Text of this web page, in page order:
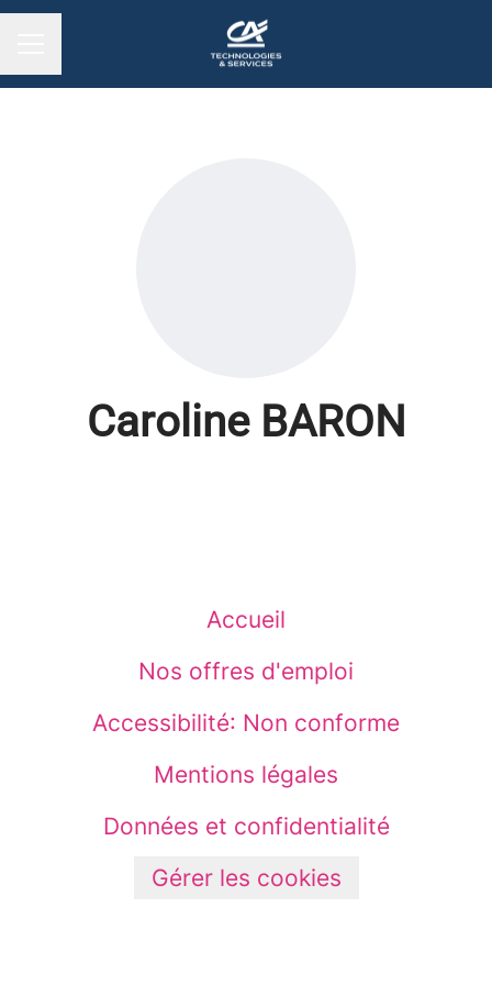
Caroline BARON
Accueil
Nos offres d'emploi
Accessibilité: Non conforme
Mentions légales
Données et confidentialité
Gérer les cookies